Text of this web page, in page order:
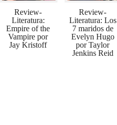
Review-
Literatura:
Empire of the
Vampire por
Jay Kristoff
Review-
Literatura: Los
7 maridos de
Evelyn Hugo
por Taylor
Jenkins Reid